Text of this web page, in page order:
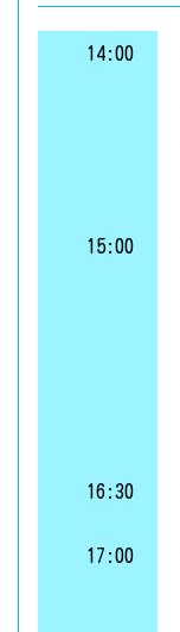
14:00
15:00
16:30
17:00